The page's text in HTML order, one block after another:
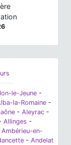
le-Jeune -
la-Romaine -
- Aleyrac -
Allinges -
Ambérieu-en-
- Andelat